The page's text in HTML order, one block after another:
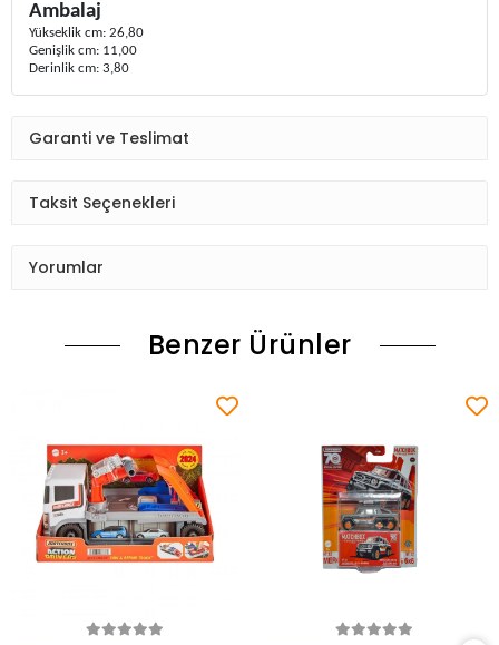
Ambalaj
Yükseklik cm: 26,80
Genişlik cm: 11,00
Derinlik cm: 3,80
Garanti ve Teslimat
Taksit Seçenekleri
Yorumlar
Benzer Ürünler